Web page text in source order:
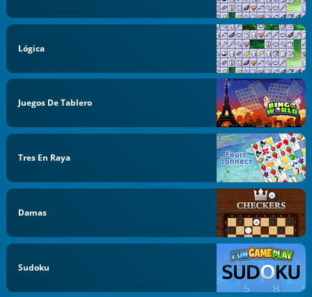
Lógica
Juegos De Tablero
Tres En Raya
Damas
Sudoku